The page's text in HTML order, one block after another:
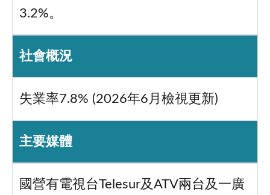
3.2%。
社會概況
失業率7.8% (2026年6月檢視更新)
主要媒體
國營有電視台Telesur及ATV兩台及一廣